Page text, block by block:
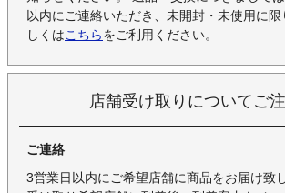
以内にご連絡いただき、未開封・未使用に
しくはこちらをご利用ください。
店舗受け取りについてご
ご連絡
3営業日以内にご希望店舗に商品をお届け致